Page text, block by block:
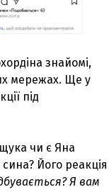
знайомі,
мережах. Ще у
під
чи є Яна
Його реакція
Я вам